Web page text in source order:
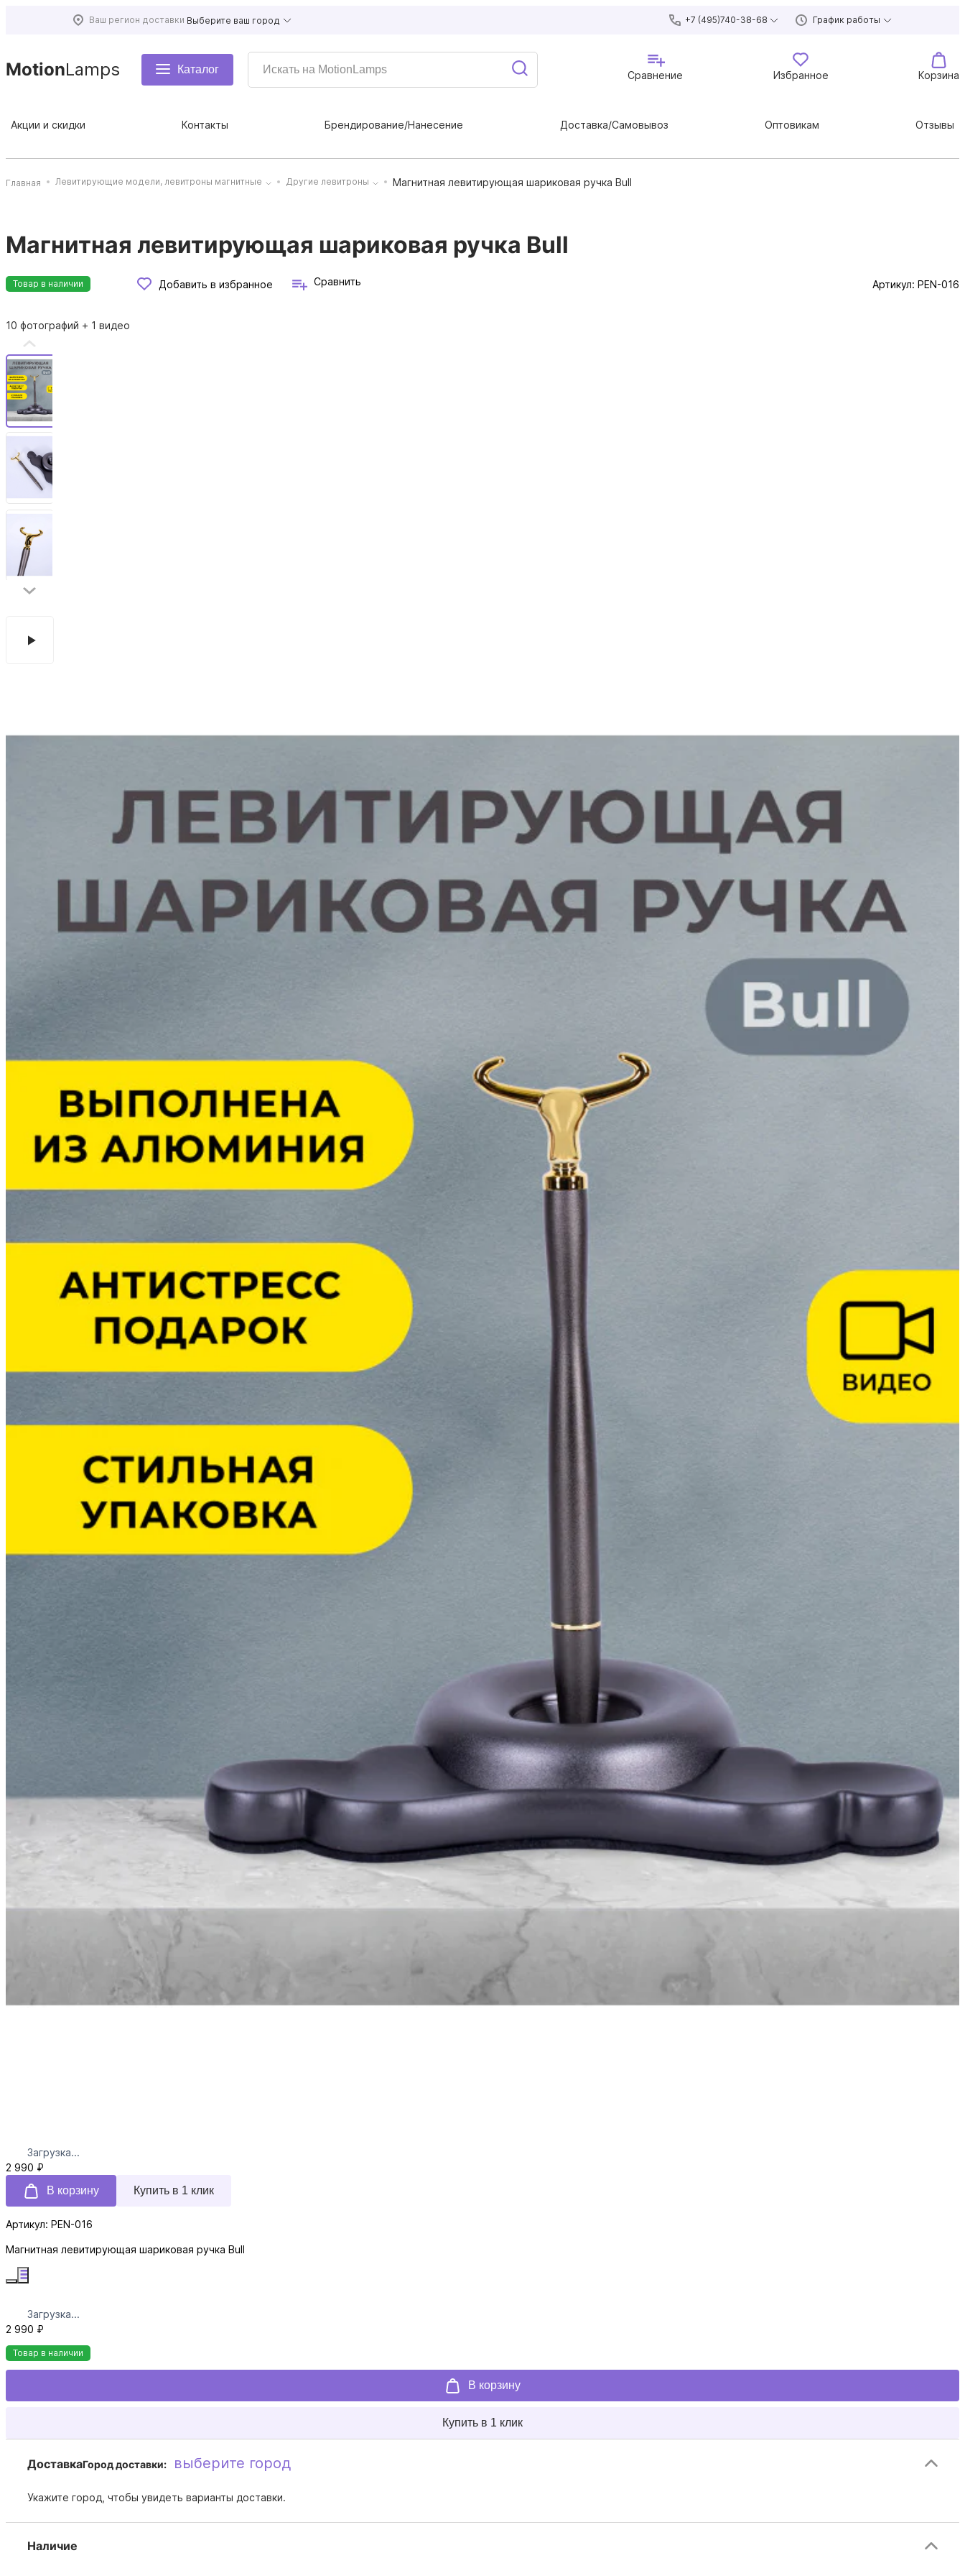
Ваш регион доставки Выберите ваш город +7 (495)740-38-68 График работы
MotionLamps Каталог Сравнение Избранное Корзина
Акции и скидки Контакты Брендирование/Нанесение Доставка/Самовывоз Оптовикам Отзывы
Главная Левитирующие модели, левитроны магнитные Другие левитроны Магнитная левитирующая шариковая ручка Bull
Магнитная левитирующая шариковая ручка Bull
Товар в наличии Добавить в избранное Сравнить Артикул: PEN-016
10 фотографий + 1 видео
Загрузка...
2 990 ₽
В корзину
Купить в 1 клик
Артикул: PEN-016
Магнитная левитирующая шариковая ручка Bull
Загрузка...
2 990 ₽
Товар в наличии
В корзину
Купить в 1 клик
ДоставкаГород доставки: выберите город
Укажите город, чтобы увидеть варианты доставки.
Наличие